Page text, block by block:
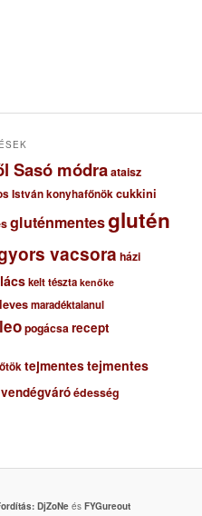
Sasó módraataisz
István konyhafőnökcukkini
gluténmentesglutén
vacsora házi
kelt tészta kenőke
levesmaradéktalanul
pogácsarecept
tejmentestejmentes
vendégváróédesség
DjZoNeés FYGureout